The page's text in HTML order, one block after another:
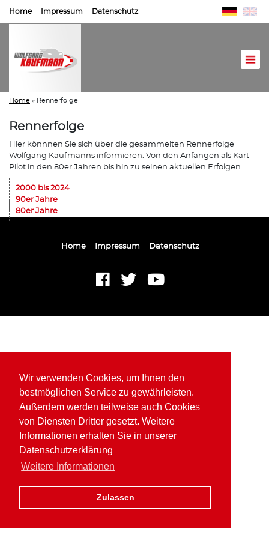
Wir verwenden Cookies, um Ihnen den
bestmöglichen Service zu gewährleisten.
Außerdem werden teilweise auch Cookies
von Diensten Dritter gesetzt. Weitere
Informationen erhalten Sie in unserer
Datenschutzerklärung
Weitere Informationen
Zulassen
Home Impressum Datenschutz
Home » Rennerfolge
Rennerfolge
Hier könnnen Sie sich über die gesammelten Rennerfolge
Wolfgang Kaufmanns informieren. Von den Anfängen als Kart-
Pilot in den 80er Jahren bis hin zu seinen aktuellen Erfolgen.
2000 bis 2024
90er Jahre
80er Jahre
Home Impressum Datenschutz